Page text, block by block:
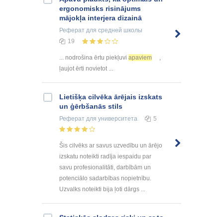
ergonomisks risinājums
mājokļa interjera dizainā
Реферат для средней школы
19
... nodrošina ērtu piekļuvi apaviem
ļaujot ērti novietot ...
Lietišķa cilvēka ārējais izskats
un ģērbšanās stils
Реферат для университета 5
Šis cilvēks ar savus uzvedību un ārējo
izskatu noteikti radīja iespaidu par
savu profesionalitāti, darbībām un
potenciālo sadarbības nopietnību.
Uzvalks noteikti bija ļoti dārgs ...